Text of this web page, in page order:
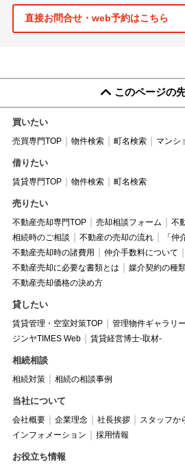
直接お問合せ・web予約はこちら
このページの
買いたい
売買専門TOP 物件検索 町名検索 マンシ
借りたい
賃貸専門TOP 物件検索 町名検索
売りたい
不動産売却専門TOP 売却相談フォーム
不
相続時のご相談
不動産の売却の流れ
「
不動産売却時の諸費用
仲介手数料について
不動産売却に必要な書類とは
媒介契約の種
不動産売却価格の決め方
貸したい
賃貸管理・空室対策TOP 管理物件ギャラリー
ジンヤTIMES Web
賃貸経営博士-取材-
相続相談
相続対策 相続の相談事例
当社について
会社概要 企業理念 社長挨拶 スタッフか
インフォメーション
採用情報
お役立ち情報